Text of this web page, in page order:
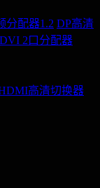
分配器1.2 DP高清
DVI 2口分配器
高清切换器